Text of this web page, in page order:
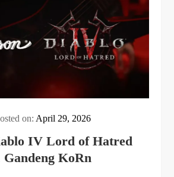
on: April 29, 2026
IV Lord of Hatred
KoRn